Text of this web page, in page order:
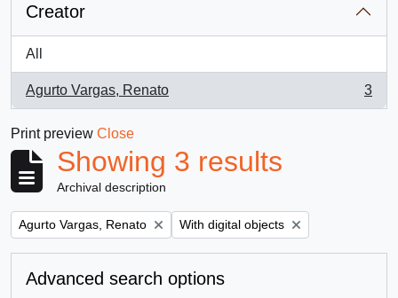
Creator
All
Agurto Vargas, Renato
, 3 results
3
Print preview Close
Showing 3 results
Archival description
Remove filter:
Agurto Vargas, Renato Remove filter:
With digital objects
Advanced search options